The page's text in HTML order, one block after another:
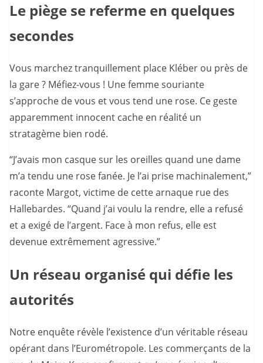
Le piège se referme en quelques
secondes
Vous marchez tranquillement place Kléber ou près de
la gare ? Méfiez-vous ! Une femme souriante
s’approche de vous et vous tend une rose. Ce geste
apparemment innocent cache en réalité un
stratagème bien rodé.
“J’avais mon casque sur les oreilles quand une dame
m’a tendu une rose fanée. Je l’ai prise machinalement,”
raconte Margot, victime de cette arnaque rue des
Hallebardes. “Quand j’ai voulu la rendre, elle a refusé
et a exigé de l’argent. Face à mon refus, elle est
devenue extrêmement agressive.”
Un réseau organisé qui défie les
autorités
Notre enquête révèle l’existence d’un véritable réseau
opérant dans l’Eurométropole. Les commerçants de la